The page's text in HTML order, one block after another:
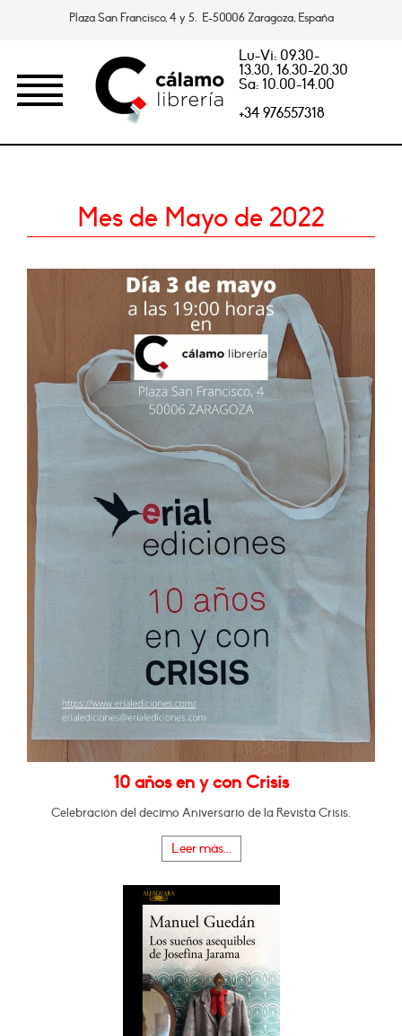
Plaza San Francisco, 4 y 5. E-50006 Zaragoza, España
Lu-Vi: 09.30-
13.30, 16.30-20.30
Sa: 10.00-14.00
+34 976557318
Mes de Mayo de 2022
10 años en y con Crisis
Celebración del decimo Aniversario de la Revista Crisis.
Leer más...